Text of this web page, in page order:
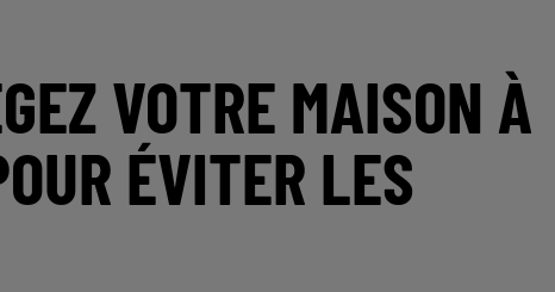
VOTRE MAISON À
ÉVITER LES